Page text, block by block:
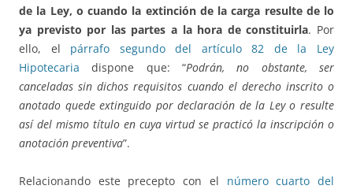
de la Ley, o cuando la extinción de la carga resulte de lo
ya previsto por las partes a la hora de constituirla. Por
ello, el párrafo segundo del artículo 82 de la Ley
Hipotecaria dispone que: “Podrán, no obstante, ser
canceladas sin dichos requisitos cuando el derecho inscrito o
anotado quede extinguido por declaración de la Ley o resulte
así del mismo título en cuya virtud se practicó la inscripción o
anotación preventiva”.
Relacionando este precepto con el número cuarto del